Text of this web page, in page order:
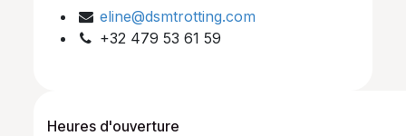
eline@dsmtrotting.com
+32 479 53 61 59
Heures d'ouverture